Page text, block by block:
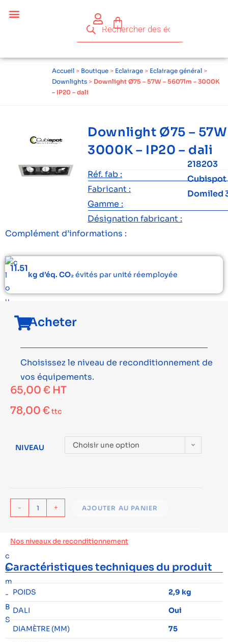
Accueil > Boutique > Eclairage > Eclairage général >
Downlights > Downlight Ø75 – 57W – 5607lm – 3000K
– IP20 – dali
Downlight Ø75 –
3000K – IP20 – dali
Réf. fab :
218203
Fabricant :
Cubispot
Gamme :
Domiled
Désignation fabricant :
Complément d’informations :
11.51
kg d’éq. CO₂évités par unité réemployée
Acheter
Choisissez le niveau de reconditionnement de
vos équipements.
65,00 € HT
78,00 €ttc
NIVEAU Choisir une option
- + AJOUTER AU PANIER
Nos niveaux de reconditionnement
Caractéristiques techniques du produit
POIDS
2,9 kg
DALI
Oui
DIAMÈTRE (MM)
75